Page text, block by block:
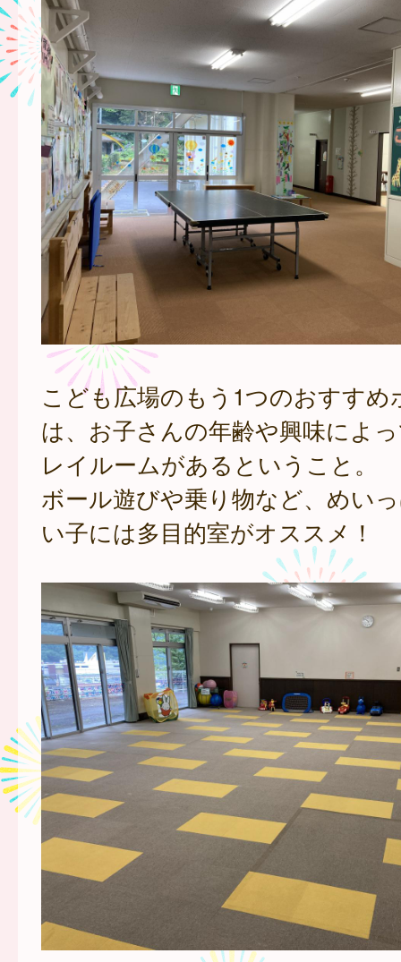
こども広場のもう1つのおすすめ
は、お子さんの年齢や興味によ
レイルームがあるということ。
ボール遊びや乗り物など、めい
い子には多目的室がオススメ！